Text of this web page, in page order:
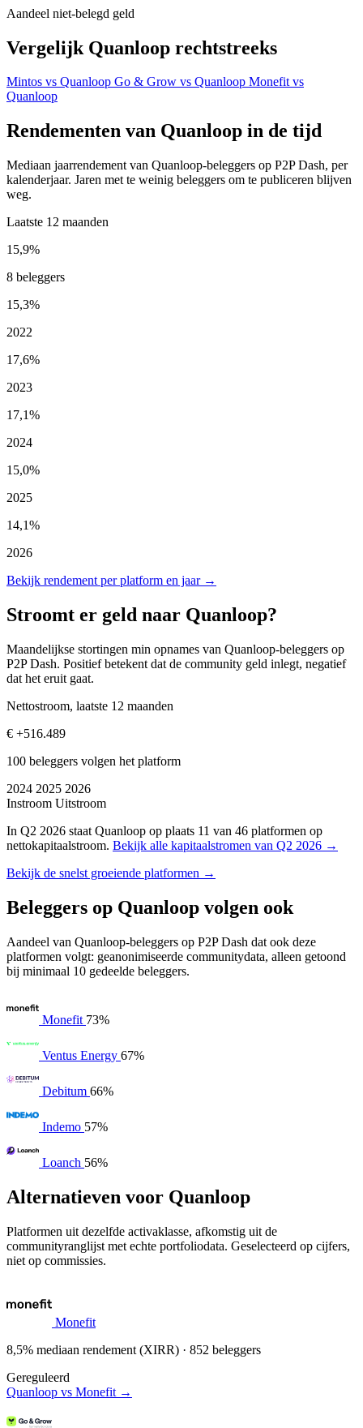
Aandeel niet-belegd geld
Vergelijk Quanloop rechtstreeks
Mintos vs Quanloop Go & Grow vs Quanloop Monefit vs
Quanloop
Rendementen van Quanloop in de tijd
Mediaan jaarrendement van Quanloop-beleggers op P2P Dash, per
kalenderjaar. Jaren met te weinig beleggers om te publiceren blijven
weg.
Laatste 12 maanden
15,9%
8 beleggers
15,3%
2022
17,6%
2023
17,1%
2024
15,0%
2025
14,1%
2026
Bekijk rendement per platform en jaar →
Stroomt er geld naar Quanloop?
Maandelijkse stortingen min opnames van Quanloop-beleggers op
P2P Dash. Positief betekent dat de community geld inlegt, negatief
dat het eruit gaat.
Nettostroom, laatste 12 maanden
€ +516.489
100 beleggers volgen het platform
2024 2025 2026
Instroom Uitstroom
In Q2 2026 staat Quanloop op plaats 11 van 46 platformen op
nettokapitaalstroom. Bekijk alle kapitaalstromen van Q2 2026 →
Bekijk de snelst groeiende platformen →
Beleggers op Quanloop volgen ook
Aandeel van Quanloop-beleggers op P2P Dash dat ook deze
platformen volgt: geanonimiseerde communitydata, alleen getoond
bij minimaal 10 gedeelde beleggers.
Monefit 73%
Ventus Energy 67%
Debitum 66%
Indemo 57%
Loanch 56%
Alternatieven voor Quanloop
Platformen uit dezelfde activaklasse, afkomstig uit de
communityranglijst met echte portfoliodata. Geselecteerd op cijfers,
niet op commissies.
Monefit
8,5% mediaan rendement (XIRR) · 852 beleggers
Gereguleerd
Quanloop vs Monefit →